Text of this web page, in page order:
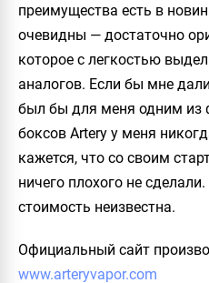
преимущества есть в
очевидны — достаточно
которое с легкостью
аналогов. Если бы мне
был бы для меня одним из
боксов Artery у меня
кажется, что со своим
ничего плохого не
стоимость неизвестна.
Официальный сайт
www.arteryvapor.com